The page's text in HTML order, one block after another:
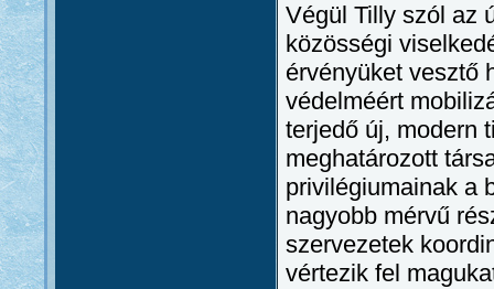
Végül Tilly szól az
közösségi
érvényüket vesztő
védelméért
terjedő új, modern
meghatározott
privilégiumainak a
nagyobb mérvű
szervezetek
vértezik fel